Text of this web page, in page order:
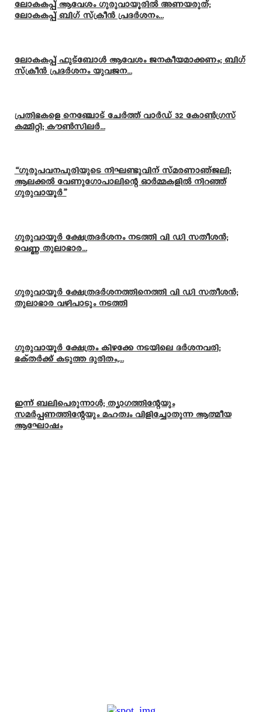
ലോകകപ്പ് ആവേശം ഗുരുവായൂരിൽ അണയരുത്;
ലോകകപ്പ് ബിഗ് സ്ക്രീൻ പ്രദർശനം...
ലോകകപ്പ് ഫുട്ബോൾ ആവേശം ജനകീയമാക്കണം; ബിഗ്
സ്ക്രീൻ പ്രദർശനം യുവജന...
പ്രതിഭകളെ നെഞ്ചോട് ചേർത്ത് വാർഡ് 32 കോൺഗ്രസ്
കമ്മിറ്റി; കൗൺസിലർ...
“ഗുരുപവനപുരിയുടെ നിഘണ്ടുവിന് സ്മരണാഞ്ജലി;
ആലക്കൽ വേണുഗോപാലിന്റെ ഓർമ്മകളിൽ നിറഞ്ഞ്
ഗുരുവായൂർ”
ഗുരുവായൂർ ക്ഷേത്രദർശനം നടത്തി വി ഡി സതീശൻ;
വെണ്ണ തുലാഭാര...
ഗുരുവായൂർ ക്ഷേത്രദർശനത്തിനെത്തി വി ഡി സതീശൻ;
തുലാഭാര വഴിപാടും നടത്തി
ഗുരുവായൂർ ക്ഷേത്രം കിഴക്കേ നടയിലെ ദർശനവരി;
ഭക്തർക്ക് കടുത്ത ദുരിതം,...
ഇന്ന് ബലിപെരുന്നാള്‍; ത്യാഗത്തിന്റേയും
സമര്‍പ്പണത്തിന്റേയും മഹത്വം വിളിച്ചോതുന്ന ആത്മീയ
ആഘോഷം